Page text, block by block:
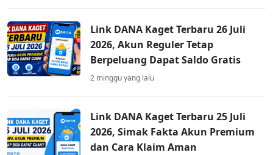
Link DANA Kaget Terbaru 26 Juli
2026, Akun Reguler Tetap
Berpeluang Dapat Saldo Gratis
2 minggu yang lalu
Link DANA Kaget Terbaru 25 Juli
2026, Simak Fakta Akun Premium
dan Cara Klaim Aman